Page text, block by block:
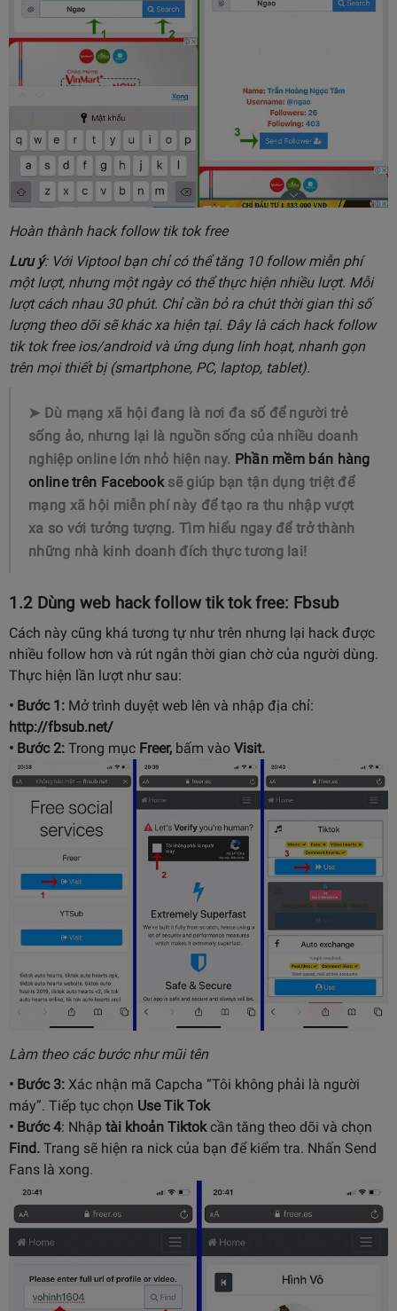
Hoàn thành hack follow tik tok free
Lưu ý: Với Viptool bạn chỉ có thể tăng 10 follow miễn phí
một lượt, nhưng một ngày có thể thực hiện nhiều lượt. Mỗi
lượt cách nhau 30 phút. Chỉ cần bỏ ra chút thời gian thì số
lượng theo dõi sẽ khác xa hiện tại. Đây là cách hack follow
tik tok free ios/android và ứng dụng linh hoạt, nhanh gọn
trên mọi thiết bị (smartphone, PC, laptop, tablet).
➤ Dù mạng xã hội đang là nơi đa số để người trẻ
sống ảo, nhưng lại là nguồn sống của nhiều doanh
nghiệp online lớn nhỏ hiện nay. Phần mềm bán hàng
online trên Facebooksẽ giúp bạn tận dụng triệt để
mạng xã hội miễn phí này để tạo ra thu nhập vượt
xa so với tưởng tượng. Tìm hiểu ngay để trở thành
những nhà kinh doanh đích thực tương lai!
1.2 Dùng web hack follow tik tok free: Fbsub
Cách này cũng khá tương tự như trên nhưng lại hack được
nhiều follow hơn và rút ngắn thời gian chờ của người dùng.
Thực hiện lần lượt như sau:
• Bước 1: Mở trình duyệt web lên và nhập địa chỉ:
http://fbsub.net/
• Bước 2: Trong mục Freer, bấm vào Visit.
Làm theo các bước như mũi tên
• Bước 3: Xác nhận mã Capcha “Tôi không phải là người
máy”. Tiếp tục chọn Use Tik Tok
• Bước 4: Nhập tài khoản Tiktokcần tăng theo dõi và chọn
Find. Trang sẽ hiện ra nick của bạn để kiểm tra. Nhấn Send
Fans là xong.